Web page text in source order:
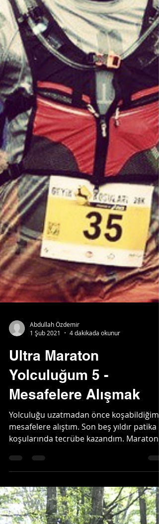
Abdullah Özdemir
1 Şub 2021
4 dakikada okunur
Ultra Maraton
Yolculuğum 5 -
Mesafelere Alışmak
Yolculuğu uzatmadan önce koşabildiğim
mesafelere alıştım. Son beş yıldır patika
koşularında tecrübe kazandım. Maraton